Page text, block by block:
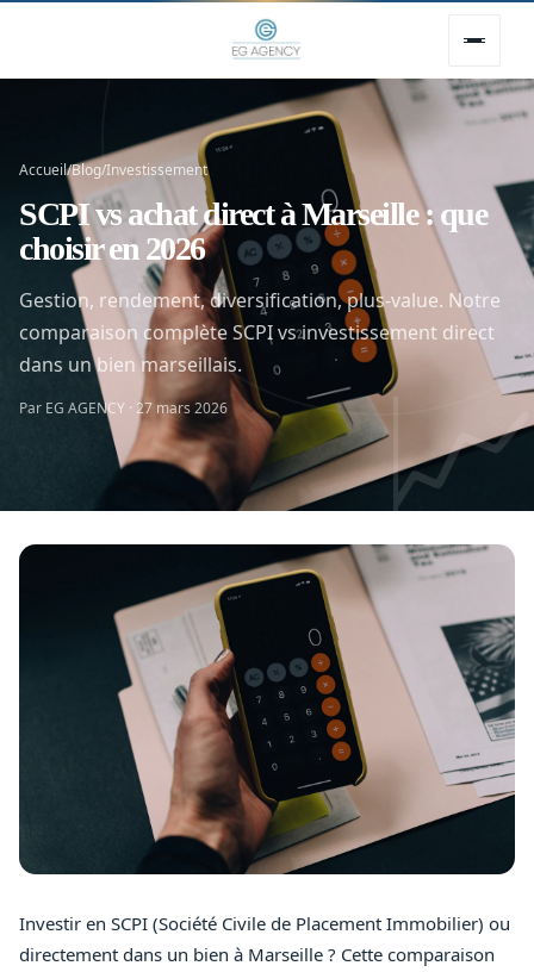
Accueil/Blog/Investissement
SCPI vs achat direct à Marseille : que
choisir en 2026
Gestion, rendement, diversification, plus-value. Notre
comparaison complète SCPI vs investissement direct
dans un bien marseillais.
Par EG AGENCY · 27 mars 2026
Investir en SCPI (Société Civile de Placement Immobilier) ou
directement dans un bien à Marseille ? Cette comparaison